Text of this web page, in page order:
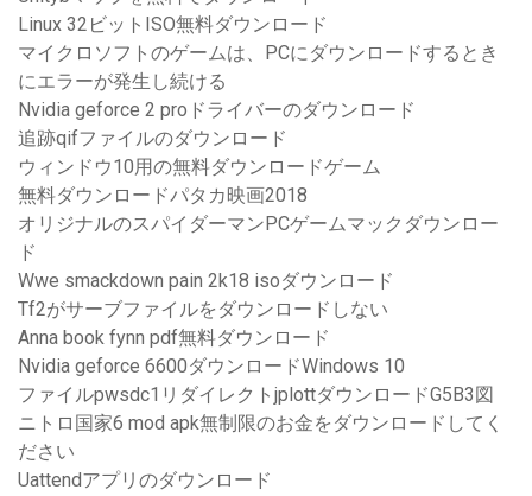
Linux 32ビットISO無料ダウンロード
マイクロソフトのゲームは、PCにダウンロードするとき
にエラーが発生し続ける
Nvidia geforce 2 proドライバーのダウンロード
追跡qifファイルのダウンロード
ウィンドウ10用の無料ダウンロードゲーム
無料ダウンロードパタカ映画2018
オリジナルのスパイダーマンPCゲームマックダウンロー
ド
Wwe smackdown pain 2k18 isoダウンロード
Tf2がサーブファイルをダウンロードしない
Anna book fynn pdf無料ダウンロード
Nvidia geforce 6600ダウンロードWindows 10
ファイルpwsdc1リダイレクトjplottダウンロードG5B3図
ニトロ国家6 mod apk無制限のお金をダウンロードしてく
ださい
Uattendアプリのダウンロード